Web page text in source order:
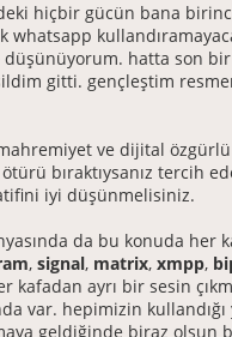
hiçbir gücün bana
whatsapp
hatta son
gitti. gençleştim
ve dijital
bıraktıysanız tercih
iyi düşünmelisiniz.
da bu konuda her
, signal, matrix, xmpp,
kafadan ayrı bir sesin
var. hepimizin kullandığı
geldiğinde biraz olsun